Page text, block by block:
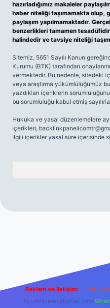
hazırladığımız makaleler
haber niteliği taşımamakta olup,
paylaşım yapılmamaktadır.
benzerlikleri tamamen
halindedir ve tavsiye niteliği
Sitemiz, 5651 Sayılı Kanun
Kurumu (BTK) tarafından
vermektedir. Bu nedenle, sitedeki
veya araştırma yükümlülüğümüz
yazdıkları içeriklerin
bu sorumluluğu kabul etmiş
Hukuka ve yasal düzenlemelere
içerikleri,
ilgili içerikler yasal süre içerisinde
Reklam ve İletişim: E-mail:
forumhizmeti@gmail.com